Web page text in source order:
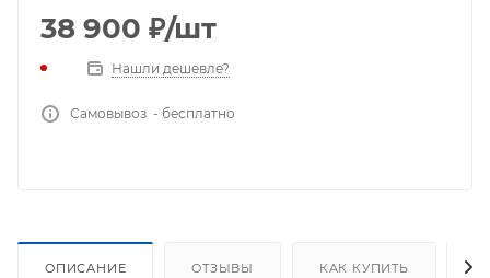
38 900 ₽/шт
Нашли дешевле?
Самовывоз - бесплатно
ОПИСАНИЕ ОТЗЫВЫ КАК КУПИТЬ